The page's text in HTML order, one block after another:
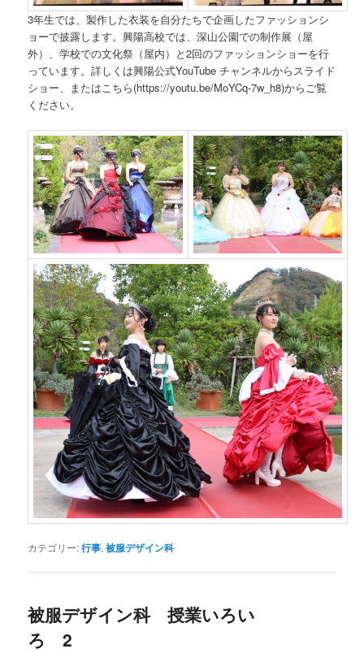
3年生では、製作した衣装を自分たちで企画したファッションシ
ョーで披露します。興陽高校では、深山公園での制作展（屋
外）、学校での文化祭（屋内）と2回のファッションショーを行
っています。詳しくは興陽公式YouTube チャンネルからスライド
ショー、またはこちら(https://youtu.be/MoYCq-7w_h8)からご覧
ください。
カテゴリー:行事,被服デザイン科
被服デザイン科 授業いろい
ろ 2